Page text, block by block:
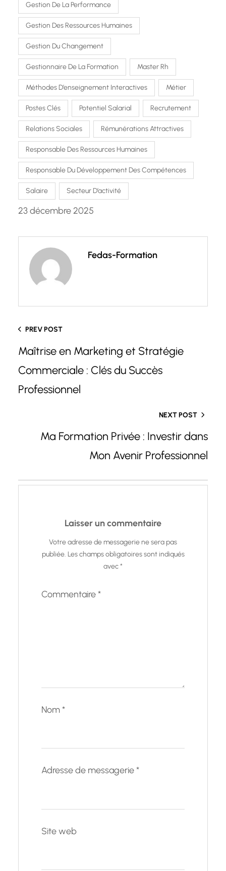
Gestion De La Performance
Gestion Des Ressources Humaines
Gestion Du Changement
Gestionnaire De La Formation Master Rh
Méthodes D’enseignement Interactives Métier
Postes Clés Potentiel Salarial Recrutement
Relations Sociales Rémunérations Attractives
Responsable Des Ressources Humaines
Responsable Du Développement Des Compétences
Salaire Secteur D’activité
23 décembre 2025
Fedas-Formation
PREV POST
Maîtrise en Marketing et Stratégie
Commerciale : Clés du Succès
Professionnel
NEXT POST
Ma Formation Privée : Investir dans
Mon Avenir Professionnel
Laisser un commentaire
Votre adresse de messagerie ne sera pas
publiée. Les champs obligatoires sont indiqués
avec*
Commentaire*
Nom*
Adresse de messagerie*
Site web